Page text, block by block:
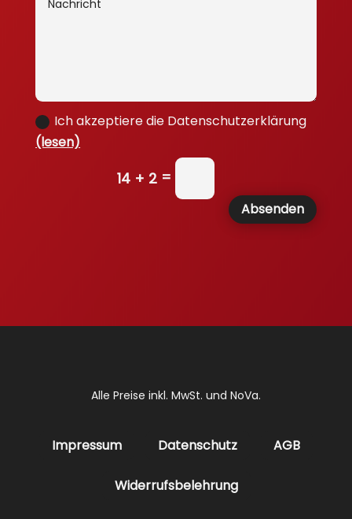
Ich akzeptiere die Datenschutzerklärung
(lesen)
14 + 2 =
Absenden
Alle Preise inkl. MwSt. und NoVa.
Impressum Datenschutz AGB
Widerrufsbelehrung